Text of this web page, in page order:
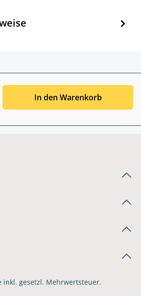
In den Warenkorb
inkl. gesetzl. Mehrwertsteuer.